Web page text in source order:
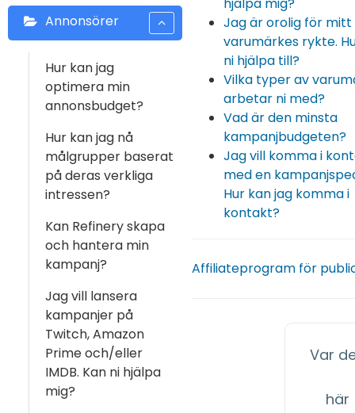
Annonsörer
Hur kan jag
optimera min
annonsbudget?
Hur kan jag nå
målgrupper baserat
på deras verkliga
intressen?
Kan Refinery skapa
och hantera min
kampanj?
Jag vill lansera
kampanjer på
Twitch, Amazon
Prime och/eller
IMDB. Kan ni hjälpa
mig?
Jag är orolig för mitt
varumärkes rykte.
ni hjälpa till?
Vilka typer av
arbetar ni med?
Vad är den minsta
kampanjbudgeten?
Jag vill komma i
med en
Hur kan jag komma i
kontakt?
Affiliateprogram för
Var
här